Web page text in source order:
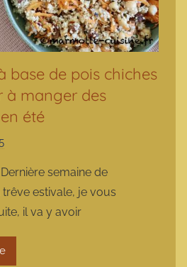
base de pois chiches
à manger des
été
r
m
a
r
m
semaine de
estivale, je vous
il va y avoir